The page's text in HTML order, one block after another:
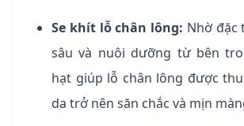
Se khít lỗ chân lông: Nhờ đặc
sâu và nuôi dưỡng từ bên
hạt giúp lỗ chân lông được
da trở nên săn chắc và mịn